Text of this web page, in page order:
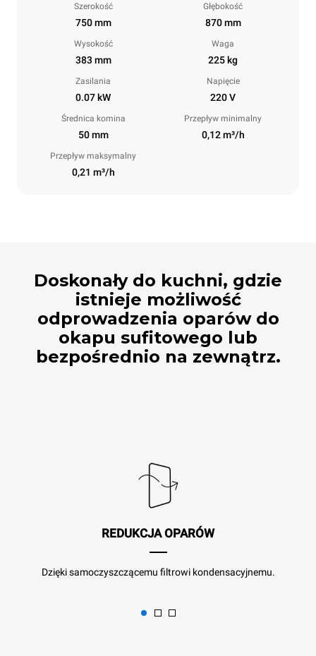
Szerokość
750 mm
Głębokość
870 mm
Wysokość
383 mm
Waga
225 kg
Zasilania
0.07 kW
Napięcie
220 V
Średnica komina
50 mm
Przepływ minimalny
0,12 m³/h
Przepływ maksymalny
0,21 m³/h
Doskonały do ​​kuchni, gdzie
istnieje możliwość
odprowadzenia oparów do
okapu sufitowego lub
bezpośrednio na zewnątrz.
REDUKCJA OPARÓW
Dzięki samoczyszczącemu filtrowi kondensacyjnemu.